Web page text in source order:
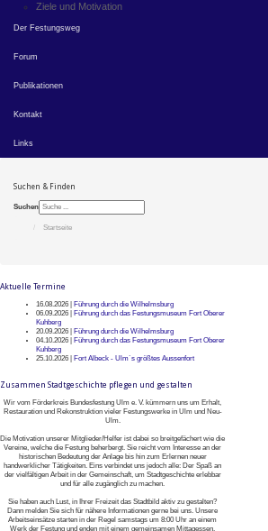
Ziele und Motivation
Der Festungsweg
Forum
Publikationen
Kontakt
Links
Suchen & Finden
Suchen
Startseite
Aktuelle Termine
16.08.2026 |
Führung durch die Wilhelmsburg
06.09.2026 |
Führung durch das Festungsmuseum Fort Oberer
Kuhberg
20.09.2026 |
Führung durch die Wilhelmsburg
04.10.2026 |
Führung durch das Festungsmuseum Fort Oberer
Kuhberg
25.10.2026 |
Fort Albeck - Ulm`s größtes Aussenfort
Zusammen Stadtgeschichte pflegen und gestalten
Wir vom Förderkreis Bundesfestung Ulm e. V. kümmern uns um Erhalt,
Restauration und Rekonstruktion vieler Festungswerke in Ulm und Neu-
Ulm.
Die Motivation unserer Mitglieder/Helfer ist dabei so breitgefächert wie die
Vereine, welche die Festung beherbergt. Sie reicht vom Interesse an der
historischen Bedeutung der Anlage bis hin zum Erlernen neuer
handwerklicher Tätigkeiten. Eins verbindet uns jedoch alle: Der Spaß an
der vielfältigen Arbeit in der Gemeinschaft, um Stadtgeschichte erlebbar
und für alle zugänglich zu machen.
Sie haben auch Lust, in Ihrer Freizeit das Stadtbild aktiv zu gestalten?
Dann melden Sie sich für nähere Informationen gerne bei uns. Unsere
Arbeitseinsätze starten in der Regel samstags um 8:00 Uhr an einem
Werk der Festung und enden mit einem gemeinsamen Mittagessen.